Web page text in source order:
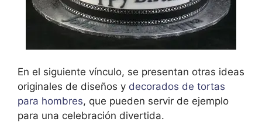
En el siguiente vínculo, se presentan otras ideas
originales de diseños y decorados de tortas
para hombres, que pueden servir de ejemplo
para una celebración divertida.